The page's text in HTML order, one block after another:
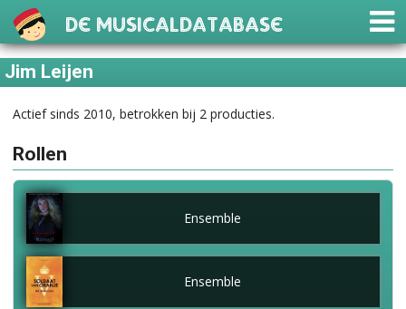
De Musicaldatabase
Jim Leijen
Actief sinds 2010, betrokken bij 2 producties.
Rollen
Ensemble
Ensemble